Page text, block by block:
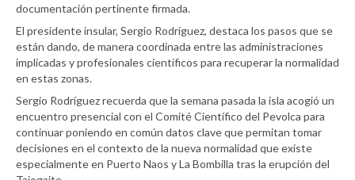
documentación pertinente firmada.
El presidente insular, Sergio Rodríguez, destaca los pasos que se
están dando, de manera coordinada entre las administraciones
implicadas y profesionales científicos para recuperar la normalidad
en estas zonas.
Sergio Rodríguez recuerda que la semana pasada la isla acogió un
encuentro presencial con el Comité Científico del Pevolca para
continuar poniendo en común datos clave que permitan tomar
decisiones en el contexto de la nueva normalidad que existe
especialmente en Puerto Naos y La Bombilla tras la erupción del